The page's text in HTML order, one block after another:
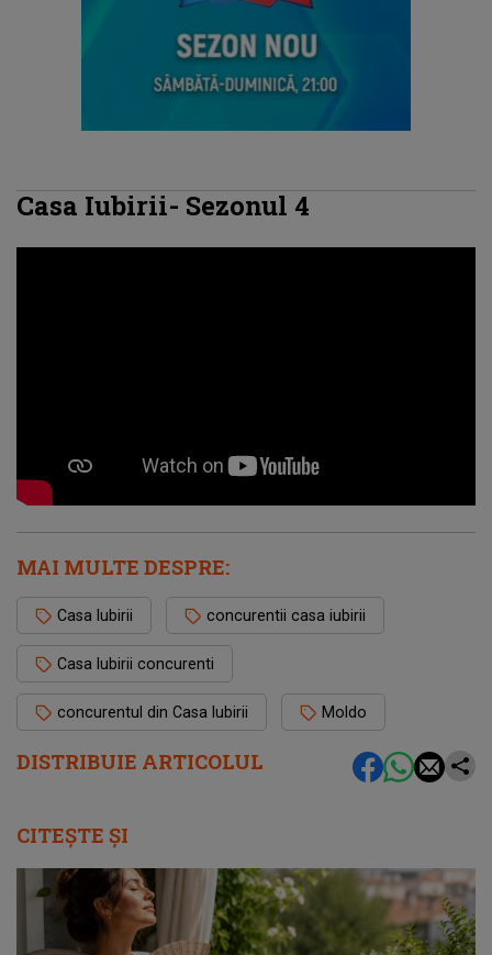
DISTRIBUIE ARTICOLUL
Casa Iubirii- Sezonul 4
MAI MULTE DESPRE:
Casa Iubirii concurentii casa iubirii
Casa Iubirii concurenti
concurentul din Casa Iubirii Moldo
CITEȘTE ȘI